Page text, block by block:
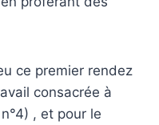
ce premier rendez
consacrée à
, et pour le